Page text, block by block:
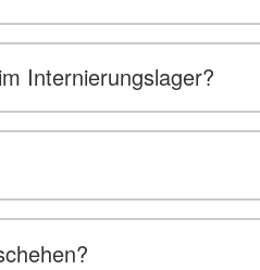
Internierungslager?